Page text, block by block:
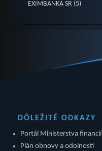
EXIMBANKA SR (5)
DÔLEŽITÉ ODKAZY
Portál Ministerstva financií
Plán obnovy a odolnosti